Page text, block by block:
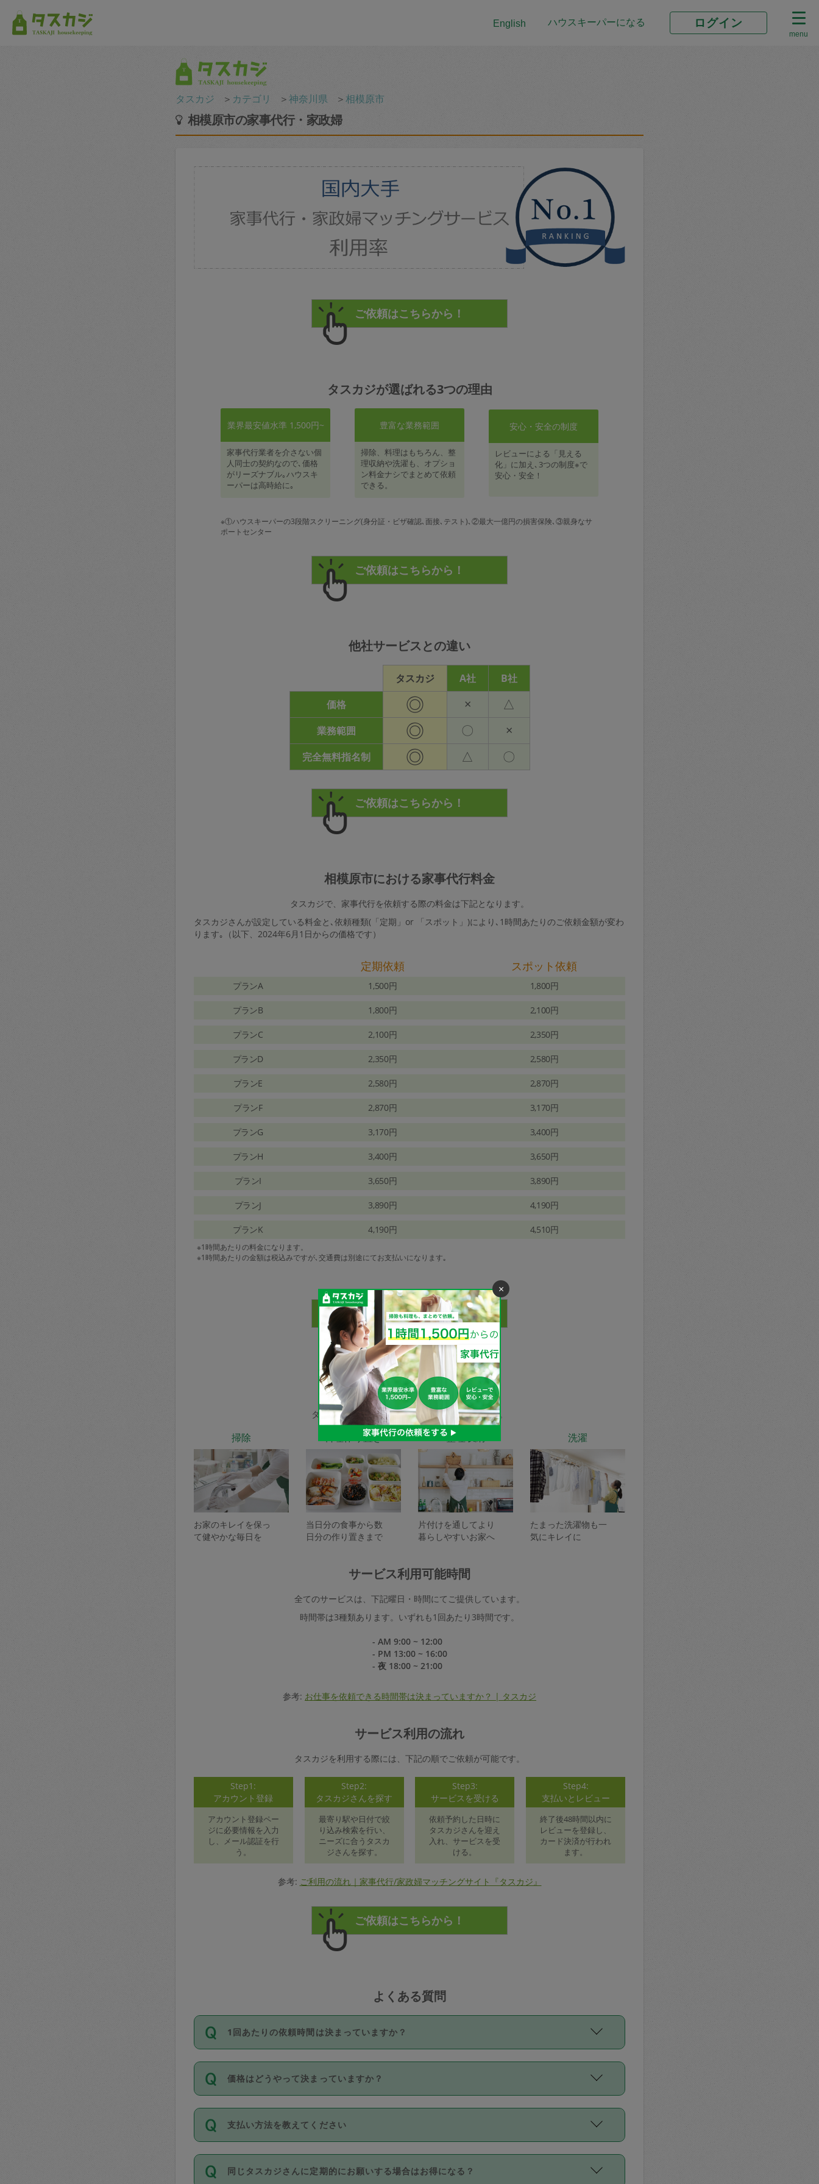
English ハウスキーパーになる ログイン
menu
タスカジ ＞ カテゴリ ＞神奈川県 ＞相模原市
相模原市の家事代行・家政婦
タスカジが選ばれる3つの理由
業界最安値水準 1,500円~
家事代行業者を介さない個
人同士の契約なので､価格
がリーズナブル｡ハウスキ
ーパーは高時給に｡
豊富な業務範囲
掃除、料理はもちろん、整
理収納や洗濯も、オプショ
ン料金ナシでまとめて依頼
できる。
安心・安全の制度
レビューによる「見える
化」に加え､3つの制度※で
安心・安全！
※①ハウスキーパーの3段階スクリーニング(身分証・ビザ確認､面接､テスト)､②最大一億円の損害保険､③親身なサ
ポートセンター
他社サービスとの違い
タスカジ A社
B社
価格
◎ × △
業務範囲 ◎ 〇 ×
完全無料指名制 ◎ △ 〇
相模原市における家事代行料金
タスカジで、家事代行を依頼する際の料金は下記となります。
タスカジさんが設定している料金と､依頼種類(「定期」or 「スポット」)により､1時間あたりのご依頼金額が変わ
ります｡（以下、2024年6月1日からの価格です）
定期依頼 スポット依頼
プランA 1,500円 1,800円
プランB 1,800円 2,100円
プランC 2,100円 2,350円
プランD 2,350円 2,580円
プランE 2,580円 2,870円
プランF 2,870円 3,170円
プランG 3,170円 3,400円
プランH 3,400円 3,650円
プランI 3,650円 3,890円
プランJ 3,890円 4,190円
プランK 4,190円 4,510円
※1時間あたりの料金になります。
※1時間あたりの金額は税込みですが､交通費は別途にてお支払いになります｡
家事代行サービスの種類
タスカジで依頼できるサービスは下記となります。
掃除
お家のキレイを保っ
て健やかな毎日を
料理作り置き
当日分の食事から数
日分の作り置きまで
整理収納
片付けを通してより
暮らしやすいお家へ
洗濯
たまった洗濯物も一
気にキレイに
サービス利用可能時間
全てのサービスは、下記曜日・時間にてご提供しています。
時間帯は3種類あります。いずれも1回あたり3時間です。
- AM 9:00 ~ 12:00
- PM 13:00 ~ 16:00
- 夜 18:00 ~ 21:00
参考: お仕事を依頼できる時間帯は決まっていますか？ | タスカジ
サービス利用の流れ
タスカジを利用する際には、下記の順でご依頼が可能です。
Step1:
アカウント登録
アカウント登録ペー
ジに必要情報を入力
し、メール認証を行
う。
Step2:
タスカジさんを探す
最寄り駅や日付で絞
り込み検索を行い、
ニーズに合うタスカ
ジさんを探す。
Step3:
サービスを受ける
依頼予約した日時に
タスカジさんを迎え
入れ、サービスを受
ける。
Step4:
支払いとレビュー
終了後48時間以内に
レビューを登録し、
カード決済が行われ
ます。
参考: ご利用の流れ｜家事代行/家政婦マッチングサイト『タスカジ』
よくある質問
1回あたりの依頼時間は決まっていますか？
依頼1回につき3時間固定です。3時間を超えて依頼したい場合は、延長機能をご利用くださ
い。機能をご利用いただくには、タスカジさんに事前に相談し、合意の上事前申請すること
が必要です。なお、3時間を下回っても、値引き等はございません。
価格はどうやって決まっていますか？
11種類の価格帯の中からタスカジさん自身が価格を選んで設定しています。
タスカジさんの価格設定には最初は制限があり、レビュー件数、レビューの平均値、などで
除々に設定可能な最高額が上がっていく仕組みになっています。
支払い方法を教えてください
お支払方法はクレジットカード（Visa／Master／JCB／AMERICAN EXPRESS／Diners
Club）のみとなります。
同じタスカジさんに定期的にお願いする場合はお得になる？
×